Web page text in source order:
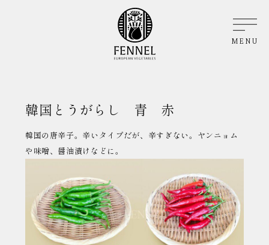
MENU
韓国とうがらし 青 赤
韓国の唐辛子。辛いタイプだが、辛すぎない。ヤンニョム
や味噌、醤油漬けなどに。